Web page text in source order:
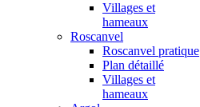
Villages et
hameaux
Roscanvel
Roscanvel pratique
Plan détaillé
Villages et
hameaux